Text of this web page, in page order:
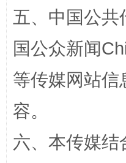
五、中国公共
国公众新闻
等传媒网站信
容。
六、本传媒结